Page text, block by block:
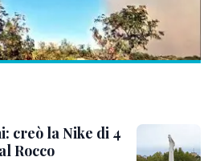
creò la Nike di 4
Rocco